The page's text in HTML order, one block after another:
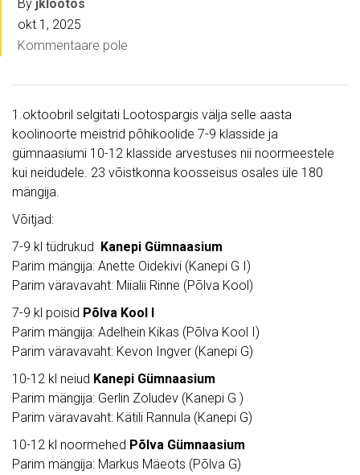
By jklootos
okt 1, 2025
Kommentaare pole
1.oktoobril selgitati Lootospargis välja selle aasta
koolinoorte meistrid põhikoolide 7-9 klasside ja
gümnaasiumi 10-12 klasside arvestuses nii noormeestele
kui neidudele. 23 võistkonna koosseisus osales üle 180
mängija.
Võitjad:
7-9 kl tüdrukud Kanepi Gümnaasium
Parim mängija: Anette Oidekivi (Kanepi G I)
Parim väravavaht: Miialii Rinne (Põlva Kool)
7-9 kl poisid Põlva Kool I
Parim mängija: Adelhein Kikas (Põlva Kool I)
Parim väravavaht: Kevon Ingver (Kanepi G)
10-12 kl neiud Kanepi Gümnaasium
Parim mängija: Gerlin Zoludev (Kanepi G )
Parim väravavaht: Kätili Rannula (Kanepi G)
10-12 kl noormehed Põlva Gümnaasium
Parim mängija: Markus Mäeots (Põlva G)